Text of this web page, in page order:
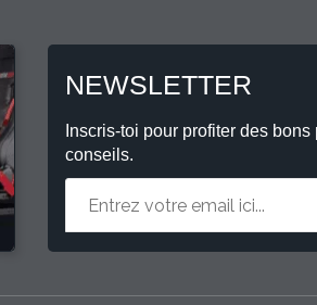
NEWSLETTER
Inscris-toi pour profiter des
conseils.